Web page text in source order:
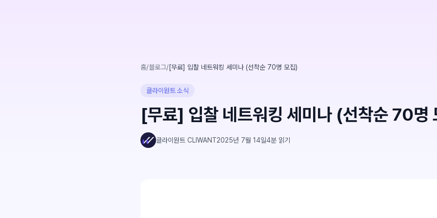
홈/블로그/[무료] 입찰 네트워킹 세미나 (선착순 70명 모집)
클라이원트 소식
[무료] 입찰 네트워킹 세미나 (선착순 70명
클라이원트 CLIWANT2025년 7월 14일4분 읽기